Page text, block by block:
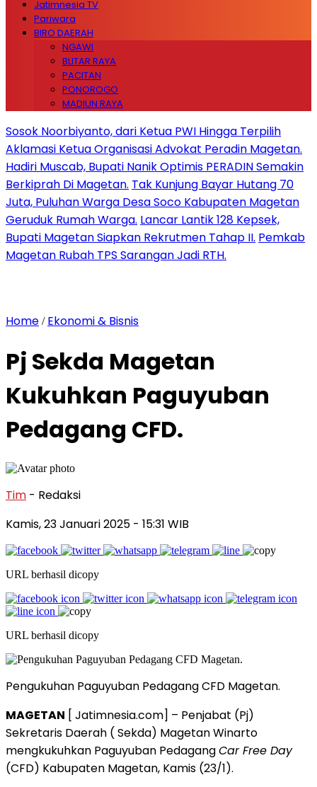
Jatimnesia TV
Pariwara
BIRO DAERAH
NGAWI
BLITAR RAYA
PACITAN
PONOROGO
MADIUN RAYA
Sosok Noorbiyanto, dari Ketua PWI Hingga Terpilih
Aklamasi Ketua Organisasi Advokat Peradin Magetan.
Hadiri Muscab, Bupati Nanik Optimis PERADIN Semakin
Berkiprah Di Magetan. Tak Kunjung Bayar Hutang 70
Juta, Puluhan Warga Desa Soco Kabupaten Magetan
Geruduk Rumah Warga. Lancar Lantik 128 Kepsek,
Bupati Magetan Siapkan Rekrutmen Tahap II. Pemkab
Magetan Rubah TPS Sarangan Jadi RTH.
Home / Ekonomi & Bisnis
Pj Sekda Magetan
Kukuhkan Paguyuban
Pedagang CFD.
Tim - Redaksi
Kamis, 23 Januari 2025 - 15:31 WIB
URL berhasil dicopy
URL berhasil dicopy
Pengukuhan Paguyuban Pedagang CFD Magetan.
MAGETAN [ Jatimnesia.com] – Penjabat (Pj)
Sekretaris Daerah ( Sekda) Magetan Winarto
mengkukuhkan Paguyuban PedagangCar Free Day
(CFD) Kabupaten Magetan, Kamis (23/1).